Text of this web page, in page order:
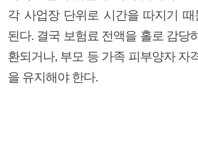
각 사업장 단위로 시간을 따지기
된다. 결국 보험료 전액을 홀로 감당
환되거나, 부모 등 가족 피부양자 자
을 유지해야 한다.